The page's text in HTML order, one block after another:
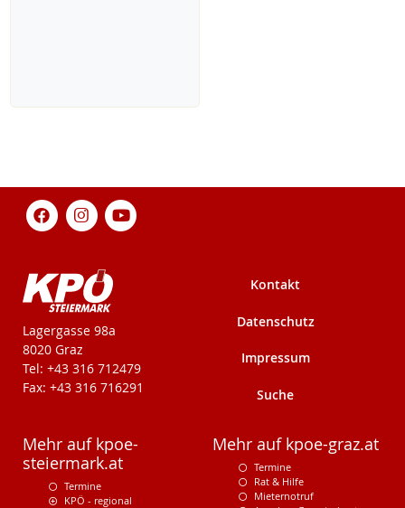
KPÖ-Steiermark
Lagergasse 98a
8020 Graz
Tel: +43 316 712479
Fax: +43 316 716291
Kontakt
Datenschutz
Impressum
Suche
Mehr auf kpoe-
steiermark.at
Termine
KPÖ - regional
Mehr auf kpoe-graz.at
Termine
Rat & Hilfe
Mieternotruf